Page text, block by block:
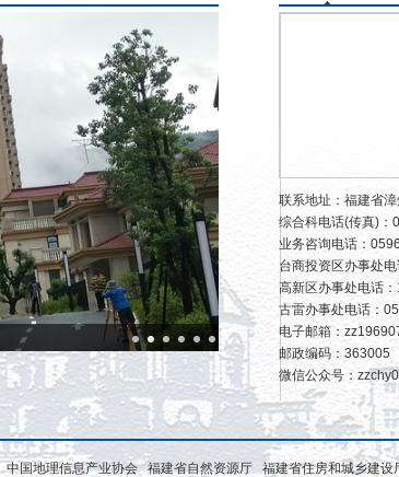
联系地址：福建省
综合科电话(传真)：
业务咨询电话：
台商投资区办事处
高新区办事处电话
古雷办事处电话：
电子邮箱：
邮政编码：363005
微信公众号：
中国地理信息产业协会 福建省自然资源厅 福建省住房和城乡建